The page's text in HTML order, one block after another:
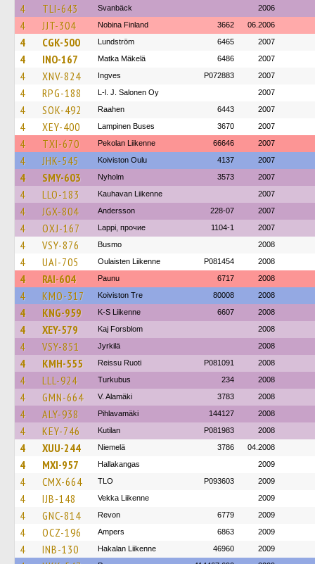
4 TLI-643 Svanbäck 2006
4 JJT-304 Nobina Finland 3662 06.2006
4 CGK-500 Lundström 6465 2007
4 INO-167 Matka Mäkelä 6486 2007
4 XNV-824 Ingves P072883 2007
4 RPG-188 L-l. J. Salonen Oy 2007
4 SOK-492 Raahen 6443 2007
4 XEY-400 Lampinen Buses 3670 2007
4 TXI-670 Pekolan Liikenne 66646 2007
4 JHK-545 Koiviston Oulu 4137 2007
4 SMY-603 Nyholm 3573 2007
4 LLO-183 Kauhavan Liikenne 2007
4 JGX-804 Andersson 228-07 2007
4 OXJ-167 Lappi, прочие 1104-1 2007
4 VSY-876 Busmo 2008
4 UAI-705 Oulaisten Liikenne P081454 2008
4 RAI-604 Paunu 6717 2008
4 KMO-317 Koiviston Tre 80008 2008
4 KNG-959 K-S Liikenne 6607 2008
4 XEY-579 Kaj Forsblom 2008
4 VSY-851 Jyrkilä 2008
4 KMH-555 Reissu Ruoti P081091 2008
4 LLL-924 Turkubus 234 2008
4 GMN-664 V. Alamäki 3783 2008
4 ALY-938 Pihlavamäki 144127 2008
4 KEY-746 Kutilan P081983 2008
4 XUU-244 Niemelä 3786 04.2008
4 MXI-957 Hallakangas 2009
4 CMX-664 TLO P093603 2009
4 IJB-148 Vekka Liikenne 2009
4 GNC-814 Revon 6779 2009
4 OCZ-196 Ampers 6863 2009
4 INB-130 Hakalan Liikenne 46960 2009